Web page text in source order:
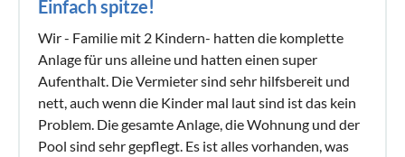
Einfach spitze!
Wir - Familie mit 2 Kindern- hatten die komplette
Anlage für uns alleine und hatten einen super
Aufenthalt. Die Vermieter sind sehr hilfsbereit und
nett, auch wenn die Kinder mal laut sind ist das kein
Problem. Die gesamte Anlage, die Wohnung und der
Pool sind sehr gepflegt. Es ist alles vorhanden, was